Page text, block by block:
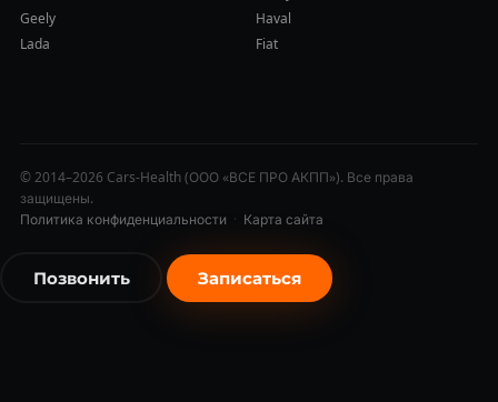
Geely
Haval
Lada
Fiat
© 2014–2026 Cars-Health (ООО «ВСЕ ПРО АКПП»). Все права
защищены.
Политика конфиденциальности · Карта сайта
Позвонить Записаться